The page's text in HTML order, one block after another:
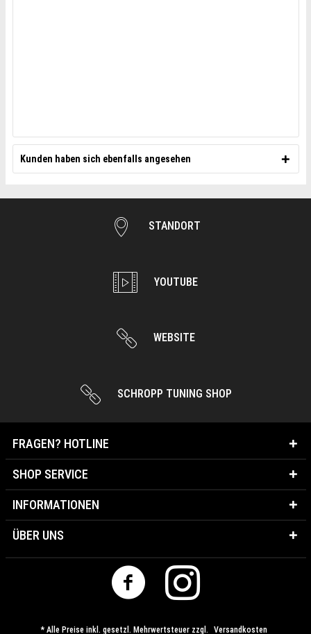
Kunden haben sich ebenfalls angesehen
STANDORT
YOUTUBE
WEBSITE
SCHROPP TUNING SHOP
FRAGEN? HOTLINE
SHOP SERVICE
INFORMATIONEN
ÜBER UNS
* Alle Preise inkl. gesetzl. Mehrwertsteuer zzgl. Versandkosten